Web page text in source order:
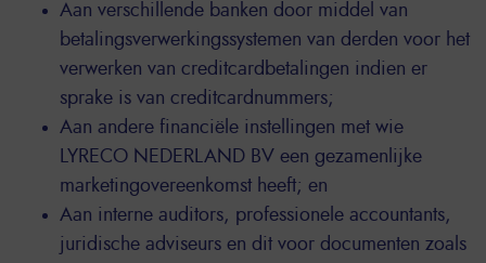
Aan verschillende banken door middel van
betalingsverwerkingssystemen van derden voor het
verwerken van creditcardbetalingen indien er
sprake is van creditcardnummers;
Aan andere financiële instellingen met wie
LYRECO NEDERLAND BV een gezamenlijke
marketingovereenkomst heeft; en
Aan interne auditors, professionele accountants,
juridische adviseurs en dit voor documenten zoals